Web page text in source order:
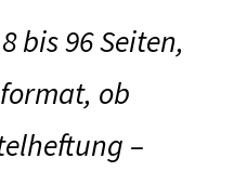
bis 96 Seiten,
ob
–